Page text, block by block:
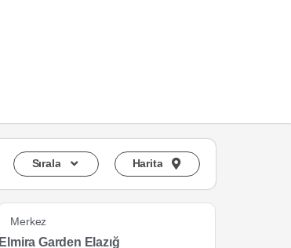
Sırala Harita
Merkez
Elmira Garden Elazığ